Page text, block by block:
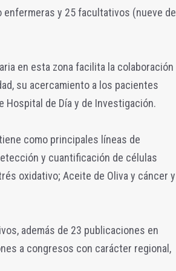
y 25 facultativos (nueve de
en esta zona facilita la colaboración
su acercamiento a los pacientes
de Día y de Investigación.
como principales líneas de
y cuantificación de células
oxidativo; Aceite de Oliva y cáncer y
además de 23 publicaciones en
a congresos con carácter regional,